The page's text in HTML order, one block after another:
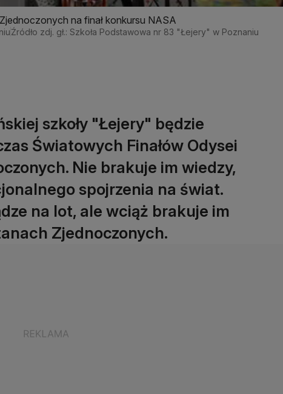
na finał konkursu NASA
Źródło zdj. gł.: Szkoła Podstawowa nr 83 "Łejery" w Poznaniu
szkoły "Łejery" będzie
Światowych Finałów Odysei
Nie brakuje im wiedzy,
spojrzenia na świat.
na lot, ale wciąż brakuje im
Zjednoczonych.